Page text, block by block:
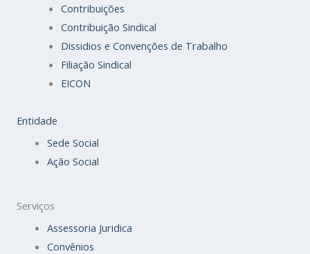
Contribuições
Contribuição Sindical
Dissidios e Convenções de Trabalho
Filiação Sindical
EICON
Entidade
Sede Social
Ação Social
Serviços
Assessoria Juridica
Convênios